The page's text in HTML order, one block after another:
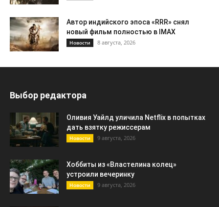
Автор индийского эпоса «RRR» снял
новый фильм полностью в IMAX
Новости 8 августа, 2026
Выбор редактора
Оливия Уайлд уличила Netflix в попытках
дать взятку режиссерам
Новости 9 августа, 2026
Хоббиты из «Властелина колец»
устроили вечеринку
Новости 9 августа, 2026